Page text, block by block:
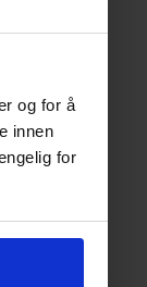
og for å
innen
for